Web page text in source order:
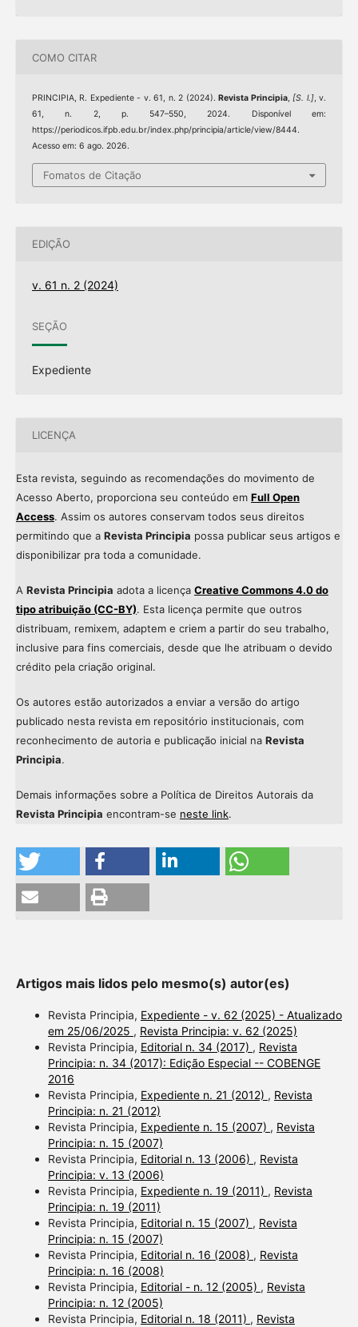
COMO CITAR
PRINCIPIA, R. Expediente - v. 61, n. 2 (2024).Revista Principia,[S. l.], v.
61, n. 2, p. 547–550, 2024. Disponível em:
https://periodicos.ifpb.edu.br/index.php/principia/article/view/8444.
Acesso em: 6 ago. 2026.
Fomatos de Citação
EDIÇÃO
v. 61 n. 2 (2024)
SEÇÃO
Expediente
LICENÇA
Esta revista, seguindo as recomendações do movimento de
Acesso Aberto, proporciona seu conteúdo em Full Open
Access. Assim os autores conservam todos seus direitos
permitindo que a Revista Principia possa publicar seus artigos e
disponibilizar pra toda a comunidade.
A Revista Principia adota a licença Creative Commons 4.0 do
tipo atribuição (CC-BY). Esta licença permite que outros
distribuam, remixem, adaptem e criem a partir do seu trabalho,
inclusive para fins comerciais, desde que lhe atribuam o devido
crédito pela criação original.
Os autores estão autorizados a enviar a versão do artigo
publicado nesta revista em repositório institucionais, com
reconhecimento de autoria e publicação inicial na Revista
Principia.
Demais informações sobre a Política de Direitos Autorais da
Revista Principia encontram-se neste link.
Artigos mais lidos pelo mesmo(s) autor(es)
Revista Principia, Expediente - v. 62 (2025) - Atualizado
em 25/06/2025 , Revista Principia: v. 62 (2025)
Revista Principia, Editorial n. 34 (2017) , Revista
Principia: n. 34 (2017): Edição Especial -- COBENGE
2016
Revista Principia, Expediente n. 21 (2012) , Revista
Principia: n. 21 (2012)
Revista Principia, Expediente n. 15 (2007) , Revista
Principia: n. 15 (2007)
Revista Principia, Editorial n. 13 (2006) , Revista
Principia: v. 13 (2006)
Revista Principia, Expediente n. 19 (2011) , Revista
Principia: n. 19 (2011)
Revista Principia, Editorial n. 15 (2007) , Revista
Principia: n. 15 (2007)
Revista Principia, Editorial n. 16 (2008) , Revista
Principia: n. 16 (2008)
Revista Principia, Editorial - n. 12 (2005) , Revista
Principia: n. 12 (2005)
Revista Principia, Editorial n. 18 (2011) , Revista